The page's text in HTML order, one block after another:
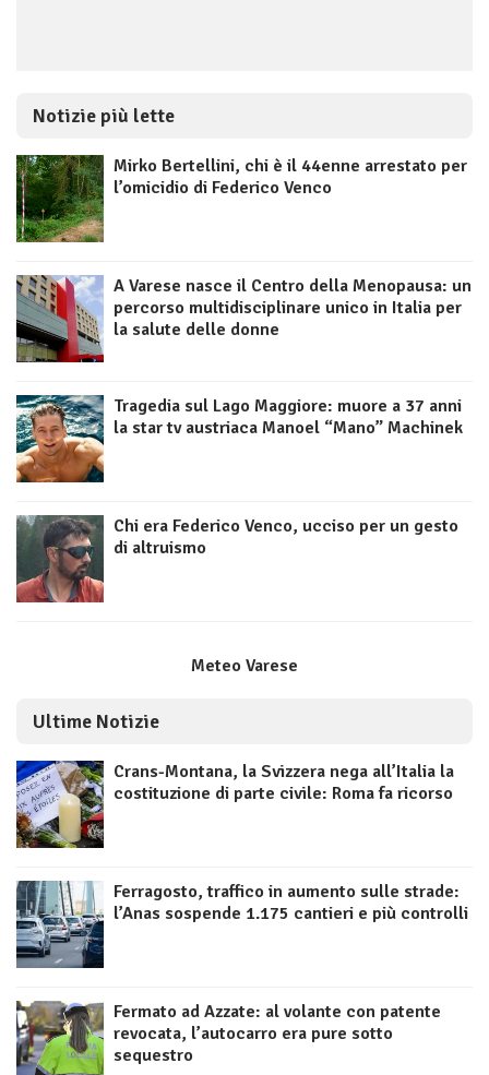
Notizie più lette
Mirko Bertellini, chi è il 44enne arrestato per
l’omicidio di Federico Venco
A Varese nasce il Centro della Menopausa: un
percorso multidisciplinare unico in Italia per
la salute delle donne
Tragedia sul Lago Maggiore: muore a 37 anni
la star tv austriaca Manoel “Mano” Machinek
Chi era Federico Venco, ucciso per un gesto
di altruismo
Meteo Varese
Ultime Notizie
Crans-Montana, la Svizzera nega all’Italia la
costituzione di parte civile: Roma fa ricorso
Ferragosto, traffico in aumento sulle strade:
l’Anas sospende 1.175 cantieri e più controlli
Fermato ad Azzate: al volante con patente
revocata, l’autocarro era pure sotto
sequestro